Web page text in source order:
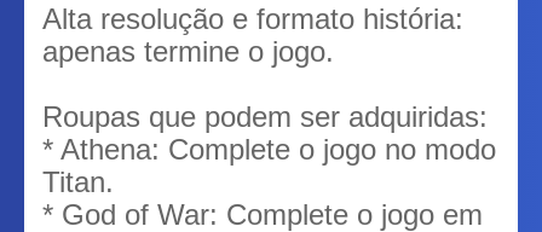
Alta resolução e formato história:
apenas termine o jogo.
Roupas que podem ser adquiridas:
* Athena: Complete o jogo no modo
Titan.
* God of War: Complete o jogo em